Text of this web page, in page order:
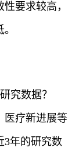
要求较高，
究数据？
医疗新进展等
3年的研究数